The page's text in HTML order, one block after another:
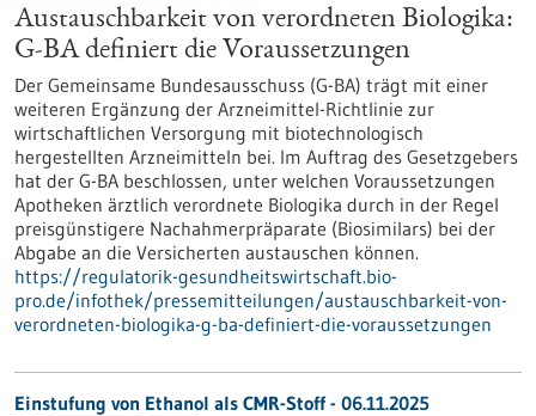
Austauschbarkeit von verordneten Biologika:
G-BA definiert die Voraussetzungen
Der Gemeinsame Bundesausschuss (G-BA) trägt mit einer
weiteren Ergänzung der Arzneimittel-Richtlinie zur
wirtschaftlichen Versorgung mit biotechnologisch
hergestellten Arzneimitteln bei. Im Auftrag des Gesetzgebers
hat der G-BA beschlossen, unter welchen Voraussetzungen
Apotheken ärztlich verordnete Biologika durch in der Regel
preisgünstigere Nachahmerpräparate (Biosimilars) bei der
Abgabe an die Versicherten austauschen können.
https://regulatorik-gesundheitswirtschaft.bio-
pro.de/infothek/pressemitteilungen/austauschbarkeit-von-
verordneten-biologika-g-ba-definiert-die-voraussetzungen
Einstufung von Ethanol als CMR-Stoff - 06.11.2025